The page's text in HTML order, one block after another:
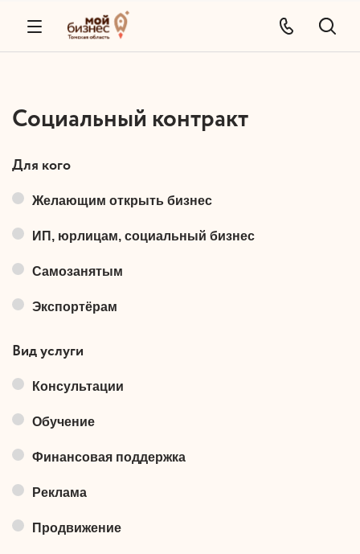
Социальный контракт
Для кого
Желающим открыть бизнес
ИП, юрлицам, социальный бизнес
Самозанятым
Экспортёрам
Вид услуги
Консультации
Обучение
Финансовая поддержка
Реклама
Продвижение